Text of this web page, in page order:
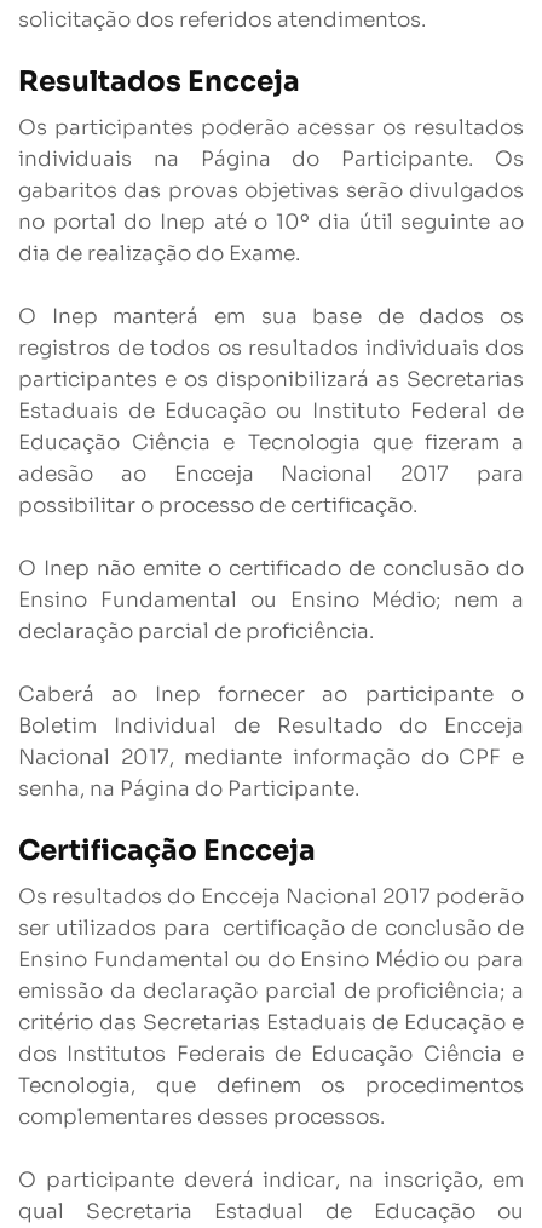
solicitação dos referidos atendimentos.
Resultados Encceja
Os participantes poderão acessar os resultados
individuais na Página do Participante. Os
gabaritos das provas objetivas serão divulgados
no portal do Inep até o 10º dia útil seguinte ao
dia de realização do Exame.
O Inep manterá em sua base de dados os
registros de todos os resultados individuais dos
participantes e os disponibilizará as Secretarias
Estaduais de Educação ou Instituto Federal de
Educação Ciência e Tecnologia que fizeram a
adesão ao Encceja Nacional 2017 para
possibilitar o processo de certificação.
O Inep não emite o certificado de conclusão do
Ensino Fundamental ou Ensino Médio; nem a
declaração parcial de proficiência.
Caberá ao Inep fornecer ao participante o
Boletim Individual de Resultado do Encceja
Nacional 2017, mediante informação do CPF e
senha, na Página do Participante.
Certificação Encceja
Os resultados do Encceja Nacional 2017 poderão
ser utilizados para certificação de conclusão de
Ensino Fundamental ou do Ensino Médio ou para
emissão da declaração parcial de proficiência; a
critério das Secretarias Estaduais de Educação e
dos Institutos Federais de Educação Ciência e
Tecnologia, que definem os procedimentos
complementares desses processos.
O participante deverá indicar, na inscrição, em
qual Secretaria Estadual de Educação ou